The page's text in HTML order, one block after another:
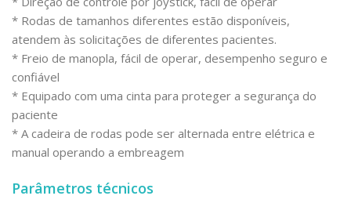
* Rodas de tamanhos diferentes estão disponíveis,
atendem às solicitações de diferentes pacientes.
* Freio de manopla, fácil de operar, desempenho seguro e
confiável
* Equipado com uma cinta para proteger a segurança do
paciente
* A cadeira de rodas pode ser alternada entre elétrica e
manual operando a embreagem
Parâmetros técnicos